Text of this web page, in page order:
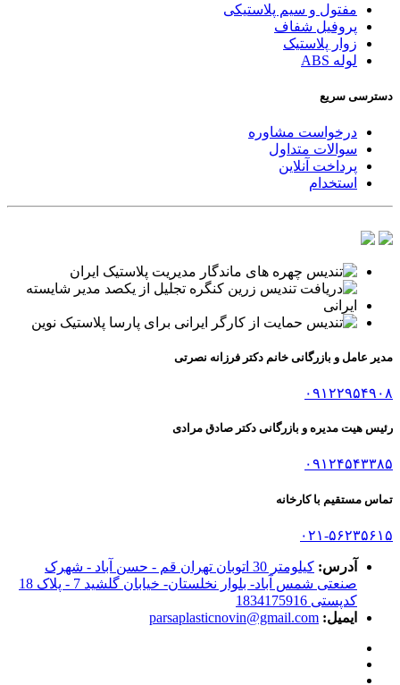
مفتول و سیم پلاستیکی
پروفیل شفاف
زوار پلاستیک
لوله ABS
دسترسی سریع
درخواست مشاوره
سوالات متداول
پرداخت آنلاین
استخدام
مدیر عامل و بازرگانی خانم دکتر فرزانه نصرتی
۰۹۱۲۲۹۵۴۹۰۸
رئیس هیت مدیره و بازرگانی دکتر صادق مرادی
۰۹۱۲۴۵۴۳۳۸۵
تماس مستقیم با کارخانه
۰۲۱-۵۶۲۳۵۶۱۵
آدرس:
کیلومتر 30 اتوبان تهران قم - حسن آباد - شهرک
صنعتی شمس آباد- بلوار نخلستان- خیابان گلشید 7 - پلاک 18
کدپستی 1834175916
ایمیل: parsaplasticnovin@gmail.com